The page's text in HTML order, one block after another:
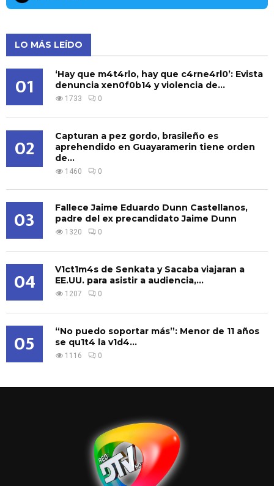
LO MÁS LEÍDO
01
‘Hay que m4t4rlo, hay que c4rne4rl0’: Evista
denuncia xen0f0b14 y violencia de...
1733 0
02
Capturan a pez gordo, brasileño es
aprehendido en Guayaramerin tiene orden
de...
1460 0
03
Fallece Jaime Eduardo Dunn Castellanos,
padre del ex precandidato Jaime Dunn
1320 0
04
V1ct1m4s de Senkata y Sacaba viajaran a
EE.UU. para asistir a audiencia,...
1207 0
05
“No puedo soportar más”: Menor de 11 años
se qu1t4 la v1d4...
1116 0